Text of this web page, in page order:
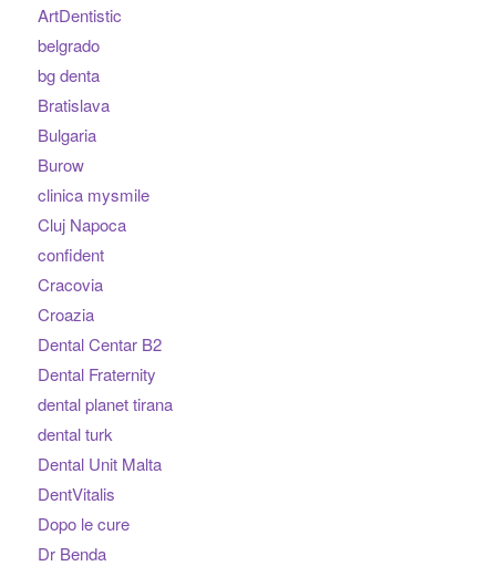
ArtDentistic
belgrado
bg denta
Bratislava
Bulgaria
Burow
clinica mysmile
Cluj Napoca
confident
Cracovia
Croazia
Dental Centar B2
Dental Fraternity
dental planet tirana
dental turk
Dental Unit Malta
DentVitalis
Dopo le cure
Dr Benda